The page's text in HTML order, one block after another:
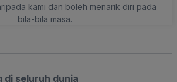
kami dan boleh menarik diri pada
bila-bila masa.
di seluruh dunia